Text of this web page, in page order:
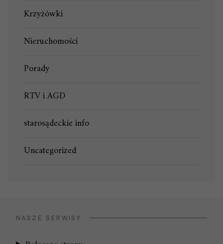
Krzyżówki
Nieruchomości
Porady
RTV i AGD
starosądeckie info
Uncategorized
NASZE SERWISY